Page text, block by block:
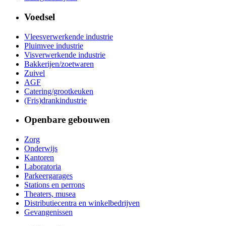
Voedsel
Vleesverwerkende industrie
Pluimvee industrie
Visverwerkende industrie
Bakkerijen/zoetwaren
Zuivel
AGF
Catering/grootkeuken
(Fris)drankindustrie
Openbare gebouwen
Zorg
Onderwijs
Kantoren
Laboratoria
Parkeergarages
Stations en perrons
Theaters, musea
Distributiecentra en winkelbedrijven
Gevangenissen